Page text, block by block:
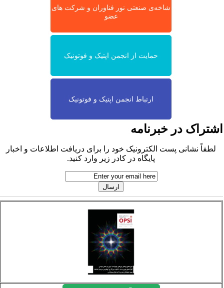
شاخه‌ی صنعتی نور فناوران و شرکت های
عضو
حمایت از انجمن اپتیک و فوتونیک
ارتباط انجمن اپتیک و فوتونیک
در خبرنامه
لطفاً نشانی پست الکترونیک خود را برای دریافت اطلاعات و اخبار
پایگاه در کادر زیر وارد کنید.